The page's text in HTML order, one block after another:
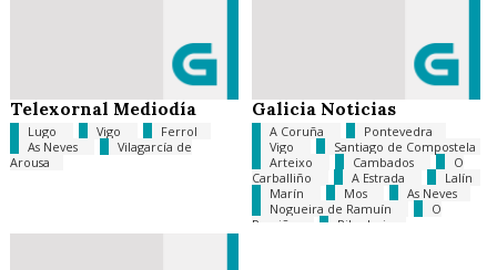
Telexornal Mediodía
Lugo Vigo
Ferrol
As Neves
Vilagarcía de
Arousa
Galicia Noticias
A Coruña
Pontevedra
Vigo
Santiago de Compostela
Arteixo
Cambados
O
Carballiño
A Estrada
Lalín
Marín
Mos
As Neves
Nogueira de Ramuín
O
Porriño
Ribadavia